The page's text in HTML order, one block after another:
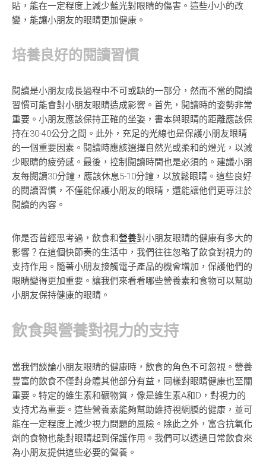
貼，能在一定程度上減少藍光對眼睛的傷害。這些小小的改
變，能讓小朋友的眼睛更加健康。
培養良好的閱讀習慣
閱讀是小朋友成長過程中不可或缺的一部分，然而不當的閱讀
習慣可能會對小朋友眼睛造成影響。首先，閱讀時的姿勢非常
重要。小朋友應該保持正確的坐姿，書本與眼睛的距離應該保
持在30-40公分之間。此外，充足的光線也是保護小朋友眼睛
的一個重要因素。閱讀時應該選擇自然光或柔和的燈光，以減
少眼睛的疲勞感。最後，控制閱讀時間也是必須的。建議小朋
友每閱讀30分鐘，應該休息5-10分鐘，以放鬆眼睛。這些良好
的閱讀習慣，不僅能保護小朋友的眼睛，還能讓他們更專注於
閱讀的內容。
你是否曾經思考過，飲食和營養對小朋友眼睛的健康有多大的
影響？在這個快節奏的生活中，我們往往忽略了飲食對視力的
支持作用。隨著小朋友接觸電子產品的機會增加，保護他們的
眼睛變得更加重要。讓我們來看看哪些營養素和食物可以幫助
小朋友保持健康的眼睛。
飲食與營養對視力的支持
當我們談論小朋友眼睛的健康時，飲食的角色不可忽視。營養
豐富的飲食不僅對身體其他部分有益，同樣對眼睛健康也至關
重要。特定的維生素和礦物質，像是維生素A和D，對視力的
支持尤為重要。這些營養素能夠幫助維持視網膜的健康，並可
能在一定程度上減少視力問題的風險。除此之外，富含抗氧化
劑的食物也能對眼睛起到保護作用。我們可以透過日常飲食來
為小朋友提供這些必要的營養。